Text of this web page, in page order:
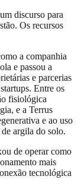
discurso para
Os recursos
a companhia
e passou a
e parcerias
Entre os
fisiológica
e a Terrus
e ao uso
argila do solo.
de operar como
mais
tecnológica